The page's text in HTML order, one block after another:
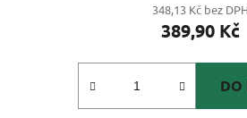
348,13 Kč bez DPH
389,90 Kč
DO